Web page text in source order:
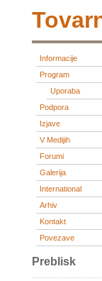
Informacije
Program
Uporaba
Podpora
Izjave
V Medijih
Forumi
Galerija
International
Arhiv
Kontakt
Povezave
Preblisk